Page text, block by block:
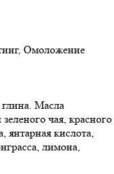
Омоложение
глина. Масла
чая, красного
кислота,
лимона,